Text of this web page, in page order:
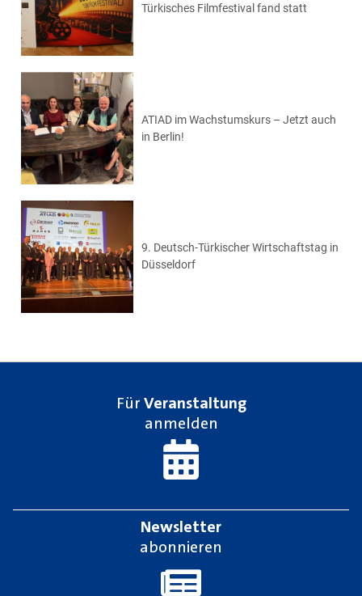
Türkisches Filmfestival fand statt
ATIAD im Wachstumskurs – Jetzt auch
in Berlin!
9. Deutsch-Türkischer Wirtschaftstag in
Düsseldorf
Für Veranstaltung
anmelden
Newsletter
abonnieren